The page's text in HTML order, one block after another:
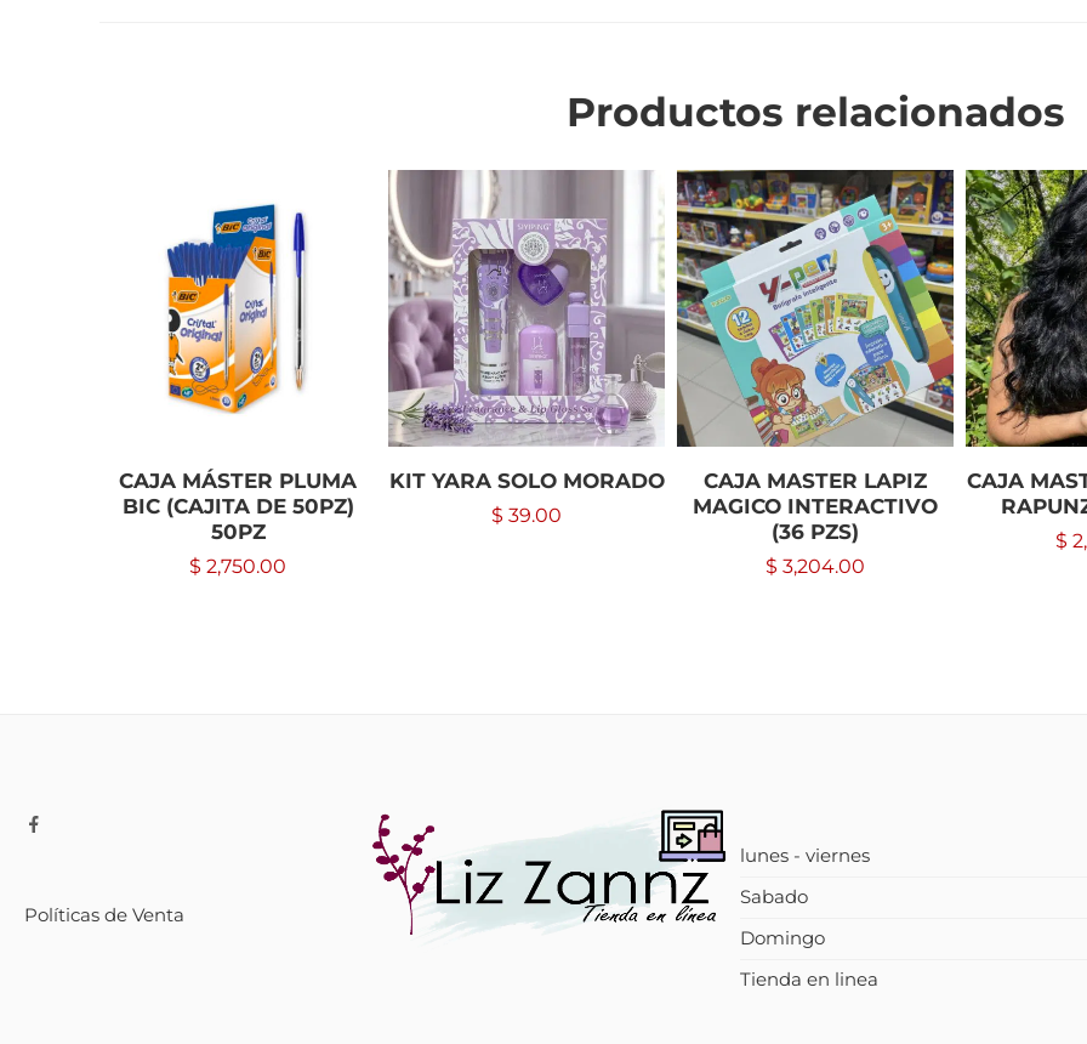
Productos relacionados
CAJA MÁSTER PLUMA
BIC (CAJITA DE 50PZ)
50PZ
$ 2,750.00
KIT YARA SOLO MORADO
$ 39.00
CAJA MASTER LAPIZ
MAGICO INTERACTIVO
(36 PZS)
$ 3,204.00
CAJA
$
Políticas de Venta
lunes - viernes
Sabado
Domingo
Tienda en linea